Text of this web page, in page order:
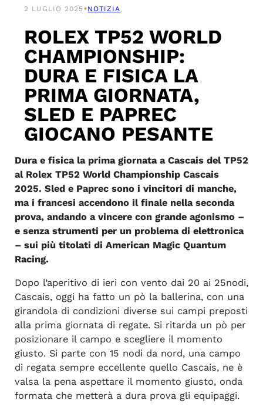
2 LUGLIO 2025 •NOTIZIA
ROLEX TP52 WORLD
CHAMPIONSHIP:
DURA E FISICA LA
PRIMA GIORNATA,
SLED E PAPREC
GIOCANO PESANTE
Dura e fisica la prima giornata a Cascais del TP52
al Rolex TP52 World Championship Cascais
2025. Sled e Paprec sono i vincitori di manche,
ma i francesi accendono il finale nella seconda
prova, andando a vincere con grande agonismo –
e senza strumenti per un problema di elettronica
– sui più titolati di American Magic Quantum
Racing.
Dopo l’aperitivo di ieri con vento dai 20 ai 25nodi,
Cascais, oggi ha fatto un pò la ballerina, con una
girandola di condizioni diverse sui campi preposti
alla prima giornata di regate. Si ritarda un pò per
posizionare il campo e scegliere il momento
giusto. Si parte con 15 nodi da nord, una campo
di regata sempre eccellente quello Cascais, ne è
valsa la pena aspettare il momento giusto, onda
formata che metterà a dura prova gli equipaggi.